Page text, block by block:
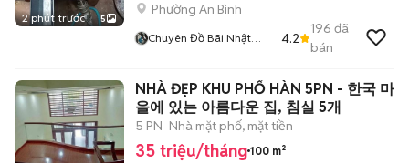
2 phút trước 5
Phường An Bình
Chuyên Đồ Bãi Nhật
4.2
196 đã
bán
NHÀ ĐẸP KHU PHỐ HÀN 5PN - 한국 마
을에 있는 아름다운 집, 침실 5개
5 PN Nhà mặt phố, mặt tiền
35 triệu/tháng 100 m²